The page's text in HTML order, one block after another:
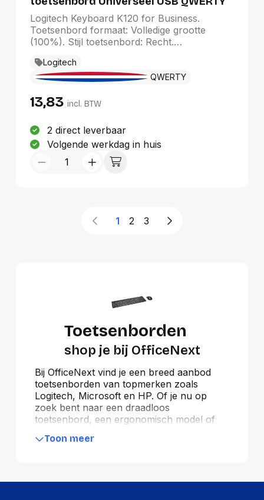
Spaans Zwart
Logitech Keyboard K120 for Business.
Toetsenbord formaat: Volledige grootte
(100%). Stijl toetsenbord: Recht.
Aansluiting: USB, Toetsenbordindeling:
QWERTY. Snoerlengte: 1,5 m. Aanbevolen
Zwart
Logitech
QWERTY
13,83 incl. BTW
2 direct leverbaar
Volgende werkdag in huis
1 2 3
Toetsenborden
shop je bij OfficeNext
Bij OfficeNext vind je een breed aanbod
toetsenborden van topmerken zoals
Logitech, Microsoft en HP. Of je nu op
zoek bent naar een draadloos
toetsenbord, een ergonomisch model of
dagelijks gebruik, wij bieden voor iedere
Toon meer